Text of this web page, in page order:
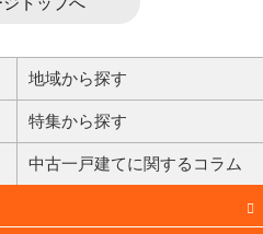
地域から探す
特集から探す
中古一戸建てに関するコラム